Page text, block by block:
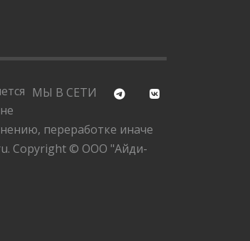
МЫ В СЕТИ
переработке иначе
Copyright © ООО "Айди-